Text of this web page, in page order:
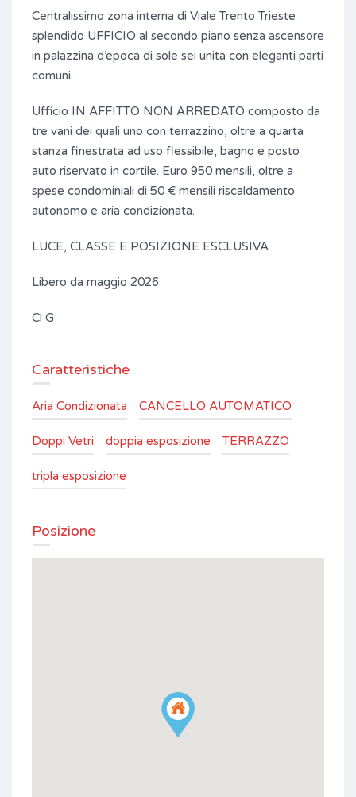
Centralissimo zona interna di Viale Trento Trieste
splendido UFFICIO al secondo piano senza ascensore
in palazzina d’epoca di sole sei unità con eleganti parti
comuni.
Ufficio IN AFFITTO NON ARREDATO composto da
tre vani dei quali uno con terrazzino, oltre a quarta
stanza finestrata ad uso flessibile, bagno e posto
auto riservato in cortile. Euro 950 mensili, oltre a
spese condominiali di 50 € mensili riscaldamento
autonomo e aria condizionata.
LUCE, CLASSE E POSIZIONE ESCLUSIVA
Libero da maggio 2026
Cl G
Caratteristiche
Aria Condizionata CANCELLO AUTOMATICO
Doppi Vetri doppia esposizione TERRAZZO
tripla esposizione
Posizione